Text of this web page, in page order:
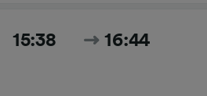
15:38 16:44